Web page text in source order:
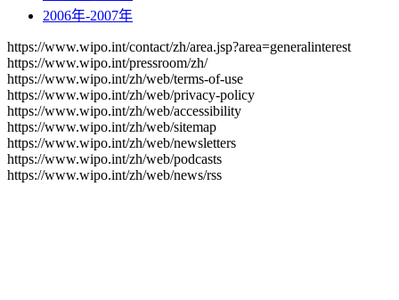
2006年-2007年
https://www.wipo.int/contact/zh/area.jsp?area=generalinterest
https://www.wipo.int/pressroom/zh/
https://www.wipo.int/zh/web/terms-of-use
https://www.wipo.int/zh/web/privacy-policy
https://www.wipo.int/zh/web/accessibility
https://www.wipo.int/zh/web/sitemap
https://www.wipo.int/zh/web/newsletters
https://www.wipo.int/zh/web/podcasts
https://www.wipo.int/zh/web/news/rss